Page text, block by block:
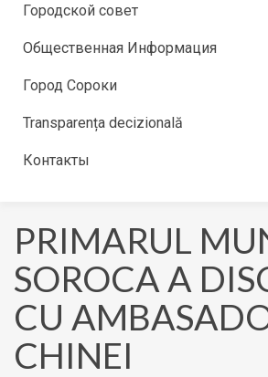
Городской совет
Общественная Информация
Город Сороки
Transparența decizională
Контакты
PRIMARUL
SOROCA A
CU
CHINEI